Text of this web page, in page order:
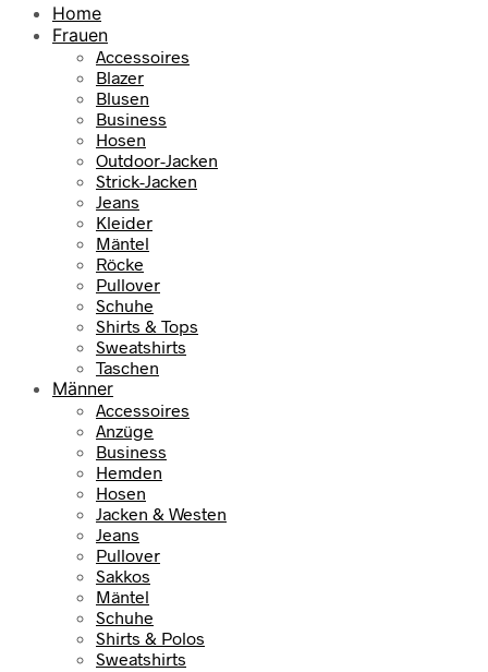
Home
Frauen
Accessoires
Blazer
Blusen
Business
Hosen
Outdoor-Jacken
Strick-Jacken
Jeans
Kleider
Mäntel
Röcke
Pullover
Schuhe
Shirts & Tops
Sweatshirts
Taschen
Männer
Accessoires
Anzüge
Business
Hemden
Hosen
Jacken & Westen
Jeans
Pullover
Sakkos
Mäntel
Schuhe
Shirts & Polos
Sweatshirts